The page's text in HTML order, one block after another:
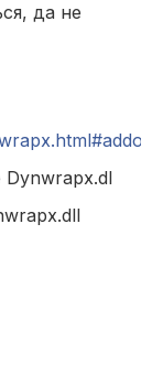
да не
Dynwrapx.dl